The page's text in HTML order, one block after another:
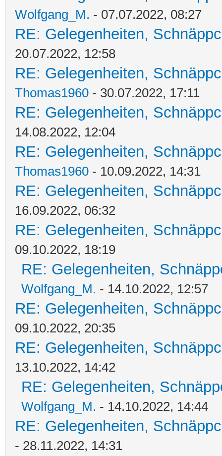
Wolfgang_M. - 07.07.2022, 08:27
RE: Gelegenheiten,
20.07.2022, 12:58
RE: Gelegenheiten,
Thomas1960 - 30.07.2022, 17:11
RE: Gelegenheiten,
14.08.2022, 12:04
RE: Gelegenheiten,
Thomas1960 - 10.09.2022, 14:31
RE: Gelegenheiten,
16.09.2022, 06:32
RE: Gelegenheiten,
09.10.2022, 18:19
RE: Gelegenheiten,
Wolfgang_M. - 14.10.2022, 12:57
RE: Gelegenheiten,
09.10.2022, 20:35
RE: Gelegenheiten,
13.10.2022, 14:42
RE: Gelegenheiten,
Wolfgang_M. - 14.10.2022, 14:44
RE: Gelegenheiten,
- 28.11.2022, 14:31